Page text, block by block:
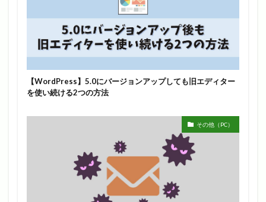
【WordPress】5.0にバージョンアップしても旧エディター
を使い続ける2つの方法
その他（PC）